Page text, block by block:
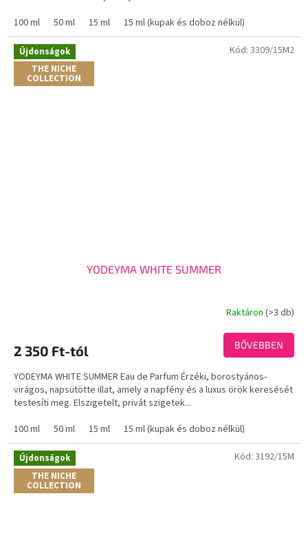
100 ml
50 ml 15 ml 15 ml (kupak és doboz nélkül)
Újdonságok
THE NICHE
COLLECTION
YODEYMA WHITE SUMMER
Raktáron (>3 db)
2 350 Ft-tól BŐVEBBEN
YODEYMA WHITE SUMMER Eau de Parfum Érzéki, borostyános-
virágos, napsütötte illat, amely a napfény és a luxus örök keresését
testesíti meg. Elszigetelt, privát szigetek...
100 ml
50 ml 15 ml 15 ml (kupak és doboz nélkül)
Kód: 3309/15M2
Újdonságok
THE NICHE
COLLECTION
Kód: 3192/15M